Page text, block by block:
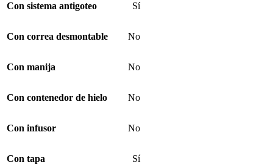
Con sistema antigoteo Sí
Con correa desmontable No
Con manija No
Con contenedor de hielo No
Con infusor No
Con tapa Sí